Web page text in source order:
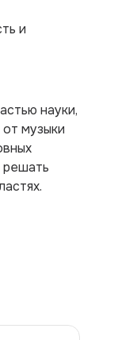
и
науки,
музыки
решать